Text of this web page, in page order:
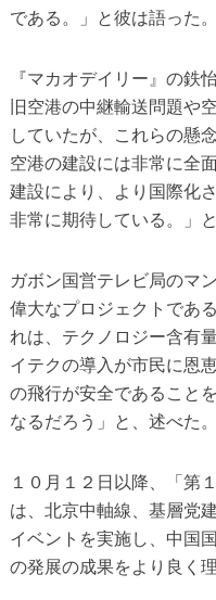
である。」と彼は語った。
『マカオデイリー』の鉄
旧空港の中継輸送問題や
していたが、これらの懸
空港の建設には非常に全
建設により、より国際化
非常に期待している。」と
ガボン国営テレビ局のマ
偉大なプロジェクトであ
れは、テクノロジー含有
イテクの導入が市民に恩
の飛行が安全であること
なるだろう」と、述べた。
１０月１２日以降、「第
は、北京中軸線、基層党
イベントを実施し、中国
の発展の成果をより良く